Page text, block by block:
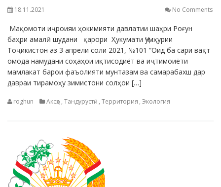
18.11.2021 No Comments
Мақомоти иҷроияи ҳокимияти давлатии шаҳри Роғун
баҳри амалӣ шудани қарори Ҳукумати Ҷумҳурии
Тоҷикистон аз 3 апрели соли 2021, №101 “Оид ба сари вақт
омода намудани соҳаҳои иқтисодиёт ва иҷтимоиёти
мамлакат барои фаъолияти мунтазам ва самарабахш дар
давраи тирамоҳу зимистони солҳои […]
roghun Аксҳо , Тандурустӣ , Территория , Экология